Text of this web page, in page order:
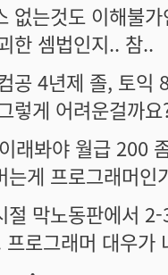
없는것도 이해불
한 셈법인지.. 참..
공 4년제 졸, 토익
렇게 어려운걸까요
래봐야 월급 200
는게 프로그래머인
절 막노동판에서
프로그래머 대우가